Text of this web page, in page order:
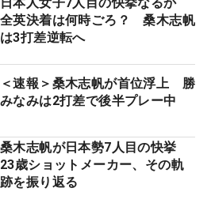
全英決着は何時ごろ？ 桑木志帆
は3打差逆転へ
＜速報＞桑木志帆が首位浮上 勝
みなみは2打差で後半プレー中
桑木志帆が日本勢7人目の快挙
23歳ショットメーカー、その軌
跡を振り返る